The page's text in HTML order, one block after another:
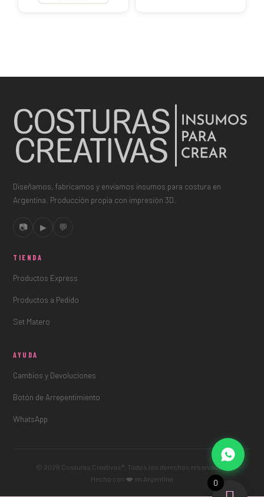
Diseñamos, fabricamos y enviamos insumos para costura en
Argentina. Producción propia con impresión 3D.
📷 ▶ 💬
TIENDA
Productos Express
Productos a Pedido
Set Matero
AYUDA
Cambios y Devoluciones
Botón de Arrepentimiento
WhatsApp
© 2026 Costuras Creativas®. Todos los derechos reservados.
Hecho con ❤️ en Argentina
0